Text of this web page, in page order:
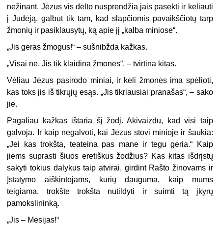
nežinant, Jėzus vis dėlto nusprendžia jais pasekti ir keliauti
į Judėją, galbūt tik tam, kad slapčiomis pavaikščiotų tarp
žmonių ir pasiklausytų, ką apie jį „kalba miniose“.
„Jis geras žmogus!“ – sušnibžda kažkas.
„Visai ne. Jis tik klaidina žmones“, – tvirtina kitas.
Vėliau Jėzus pasirodo miniai, ir keli žmonės ima spėlioti,
kas toks jis iš tikrųjų esąs. „Jis tikriausiai pranašas“, – sako
jie.
Pagaliau kažkas ištaria šį žodį. Akivaizdu, kad visi taip
galvoja. Ir kaip negalvoti, kai Jėzus stovi minioje ir šaukia:
„Jei kas trokšta, teateina pas mane ir tegu geria.“ Kaip
jiems suprasti šiuos eretiškus žodžius? Kas kitas išdrįstų
sakyti tokius dalykus taip atvirai, girdint Rašto žinovams ir
Įstatymo aiškintojams, kurių dauguma, kaip mums
teigiama, trokšte trokšta nutildyti ir suimti tą įkyrų
pamokslininką.
„Jis – Mesijas!“